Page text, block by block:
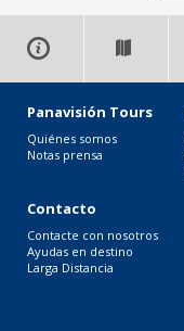
Panavisión Tours
Quiénes somos
Notas prensa
Contacto
Contacte con nosotros
Ayudas en destino
Larga Distancia